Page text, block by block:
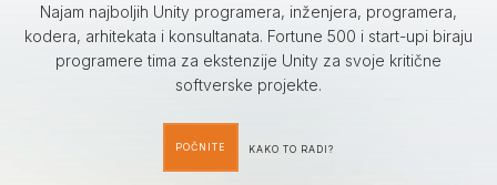
Najam najboljih Unity programera, inženjera, programera,
kodera, arhitekata i konsultanata. Fortune 500 i start-upi biraju
programere tima za ekstenzije Unity za svoje kritične
softverske projekte.
POČNITE KAKO TO RADI?